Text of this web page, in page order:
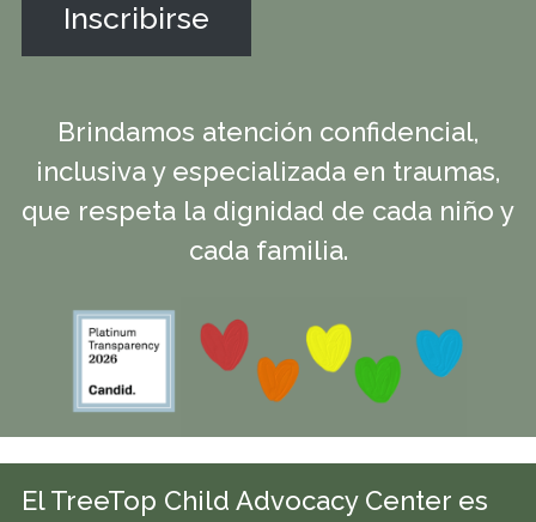
Inscribirse
Brindamos atención confidencial,
inclusiva y especializada en traumas,
que respeta la dignidad de cada niño y
cada familia.
El TreeTop Child Advocacy Center es